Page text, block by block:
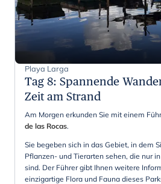
Playa Larga
Tag 8: Spannende
Zeit am Strand
Am Morgen erkunden Sie mit einem
de las Rocas.
Sie begeben sich in das Gebiet, in dem
Pflanzen- und Tierarten sehen, die nur
sind. Der Führer gibt Ihnen weitere
einzigartige Flora und Fauna dieses